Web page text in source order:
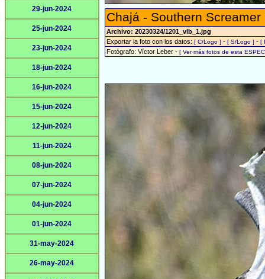
29-jun-2024
25-jun-2024
23-jun-2024
18-jun-2024
16-jun-2024
15-jun-2024
12-jun-2024
11-jun-2024
08-jun-2024
07-jun-2024
04-jun-2024
01-jun-2024
31-may-2024
26-may-2024
Chajá - Southern
Archivo: 20230324/1201_vlb_1.jpg
Exportar la foto con los datos: [ C/Logo ] - [ S/Logo ] - [
Fotógrafo: Víctor Leber - [ Ver más fotos de esta